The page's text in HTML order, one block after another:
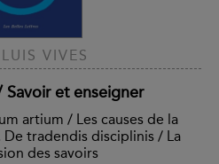
VIVES
Savoir et enseigner
artium / Les causes de la
tradendis disciplinis / La
des savoirs